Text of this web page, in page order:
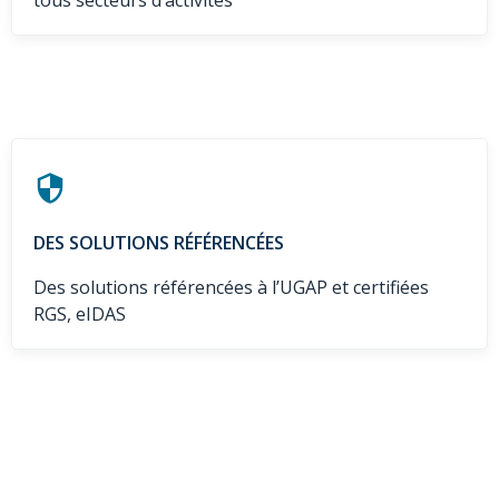
DES SOLUTIONS RÉFÉRENCÉES
Des solutions référencées à l’UGAP et certifiées
RGS, eIDAS